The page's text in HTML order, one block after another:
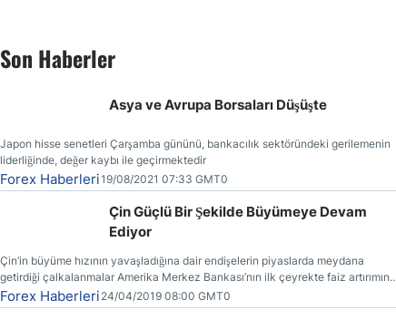
Son Haberler
Asya ve Avrupa Borsaları Düşüşte
Japon hisse senetleri Çarşamba gününü, bankacılık sektöründeki gerilemenin
liderliğinde, değer kaybı ile geçirmektedir
Forex Haberleri19/08/2021 07:33 GMT0
Çin Güçlü Bir Şekilde Büyümeye Devam
Ediyor
Çin’in büyüme hızının yavaşladığına dair endişelerin piyaslarda meydana
getirdiği çalkalanmalar Amerika Merkez Bankası’nın ilk çeyrekte faiz artırımına
gitmemesinin başlıca sebeplerinden bir tanesi olmuştur.
Forex Haberleri 24/04/2019 08:00 GMT0